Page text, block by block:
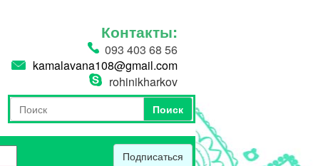
Контакты:
093 403 68 56
kamalavana108@gmail.com
rohinikharkov
Форма поиска
Поиск
Поиск
Подписаться